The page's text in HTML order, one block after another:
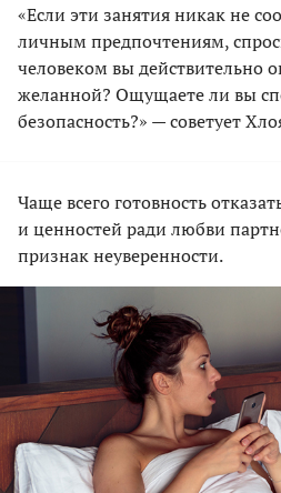
«Если эти занятия никак не
личным предпочтениям,
человеком вы действительно
желанной? Ощущаете ли вы
безопасность?» — советует
Чаще всего готовность
и ценностей ради любви
признак неуверенности.